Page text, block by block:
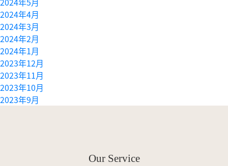
2024年4月
2024年3月
2024年2月
2024年1月
2023年12月
2023年11月
2023年10月
2023年9月
Our Service